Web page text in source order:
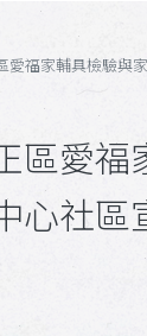
愛福家輔具檢驗與
區愛福
心社區